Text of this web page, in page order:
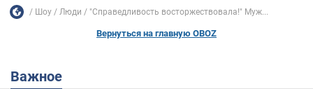
Шоу Люди "Справедливость восторжествовала!" Муж...
Вернуться на главную OBOZ
Важное